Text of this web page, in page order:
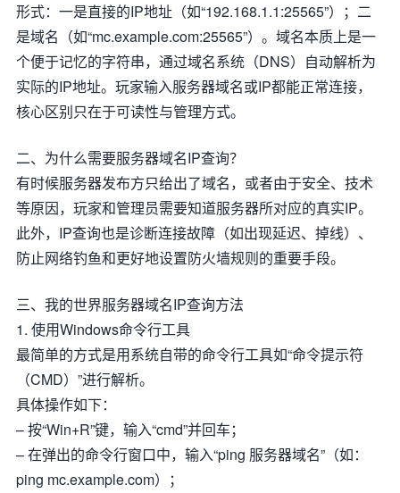
形式：一是直接的IP地址（如“192.168.1.1:25565”）；二
是域名（如“mc.example.com:25565”）。域名本质上是一
个便于记忆的字符串，通过域名系统（DNS）自动解析为
实际的IP地址。玩家输入服务器域名或IP都能正常连接，
核心区别只在于可读性与管理方式。
二、为什么需要服务器域名IP查询？
有时候服务器发布方只给出了域名，或者由于安全、技术
等原因，玩家和管理员需要知道服务器所对应的真实IP。
此外，IP查询也是诊断连接故障（如出现延迟、掉线）、
防止网络钓鱼和更好地设置防火墙规则的重要手段。
三、我的世界服务器域名IP查询方法
1. 使用Windows命令行工具
最简单的方式是用系统自带的命令行工具如“命令提示符
（CMD）”进行解析。
具体操作如下：
– 按“Win+R”键，输入“cmd”并回车；
– 在弹出的命令行窗口中，输入“ping 服务器域名”（如：
ping mc.example.com）；